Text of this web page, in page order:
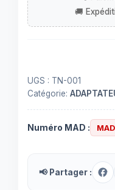
connecteur
type
UGS : TN-001
Catégorie:
Numéro MAD :
📢 Partager :